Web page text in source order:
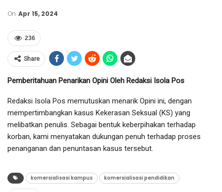
On Apr 15, 2024
236
Share
Pemberitahuan Penarikan Opini Oleh Redaksi Isola Pos
Redaksi Isola Pos memutuskan menarik Opini ini, dengan
mempertimbangkan kasus Kekerasan Seksual (KS) yang
melibatkan penulis. Sebagai bentuk keberpihakan terhadap
korban, kami menyatakan dukungan penuh terhadap proses
penanganan dan penuntasan kasus tersebut.
komersialisasi kampus komersialisasi pendidikan